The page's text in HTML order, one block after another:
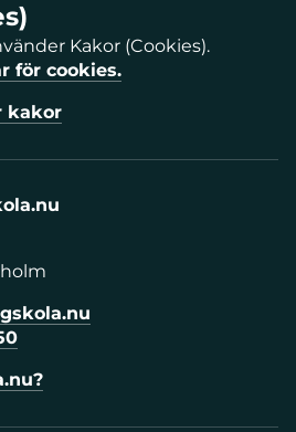
Kakor (Cookies).
för cookies.
kakor